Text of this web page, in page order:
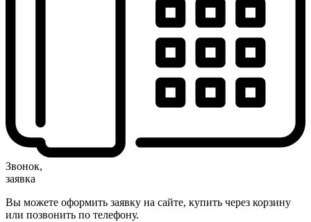
Звонок,
заявка
Вы можете оформить заявку на сайте, купить через корзину
или позвонить по телефону.